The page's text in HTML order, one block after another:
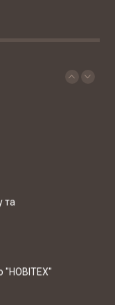
та
"НОВІТЕХ"